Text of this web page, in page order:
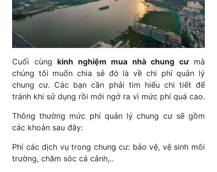
Cuối cùng kinh nghiệm mua nhà chung cưmà
chúng tôi muốn chia sẻ đó là về chi phí quản lý
chung cư. Các bạn cần phải tìm hiểu chi tiết để
tránh khi sử dụng rồi mới ngớ ra vì mức phí quá cao.
Thông thường mức phí quản lý chung cư sẽ gồm
các khoản sau đây:
Phí các dịch vụ trong chung cư: bảo vệ, vệ sinh môi
trường, chăm sóc cá cảnh,..